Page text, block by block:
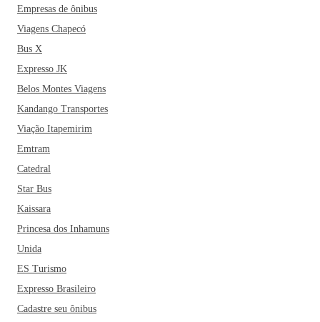
Empresas de ônibus
Viagens Chapecó
Bus X
Expresso JK
Belos Montes Viagens
Kandango Transportes
Viação Itapemirim
Emtram
Catedral
Star Bus
Kaissara
Princesa dos Inhamuns
Unida
ES Turismo
Expresso Brasileiro
Cadastre seu ônibus